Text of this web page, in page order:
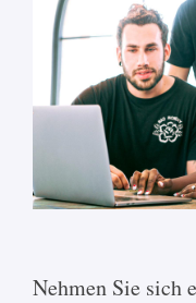
Nehmen Sie sich